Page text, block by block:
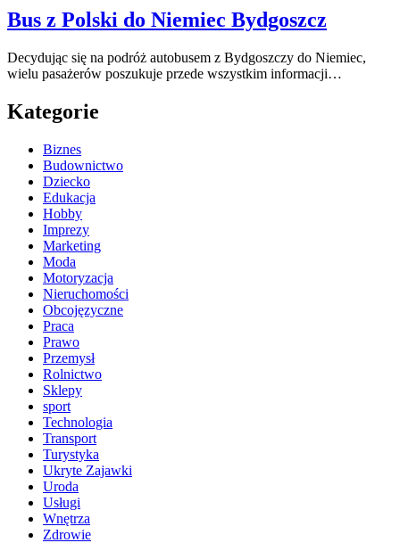
Bus z Polski do Niemiec Bydgoszcz
Decydując się na podróż autobusem z Bydgoszczy do Niemiec,
wielu pasażerów poszukuje przede wszystkim informacji…
Kategorie
Biznes
Budownictwo
Dziecko
Edukacja
Hobby
Imprezy
Marketing
Moda
Motoryzacja
Nieruchomości
Obcojęzyczne
Praca
Prawo
Przemysł
Rolnictwo
Sklepy
sport
Technologia
Transport
Turystyka
Ukryte Zajawki
Uroda
Usługi
Wnętrza
Zdrowie